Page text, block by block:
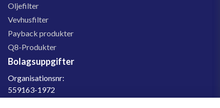
Oljefilter
Vevhusfilter
Payback produkter
Q8-Produkter
Bolagsuppgifter
Organisationsnr:
559163-1972